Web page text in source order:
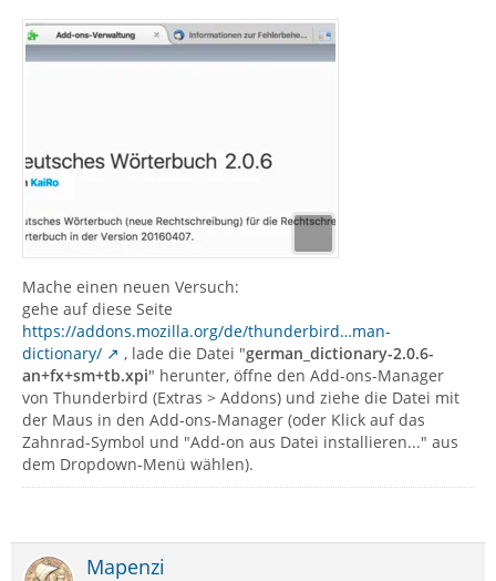
Mache einen neuen Versuch:
gehe auf diese Seite
https://addons.mozilla.org/de/thunderbird…man-
dictionary/
, lade die Datei "german_dictionary-2.0.6-
an+fx+sm+tb.xpi" herunter, öffne den Add-ons-Manager
von Thunderbird (Extras > Addons) und ziehe die Datei mit
der Maus in den Add-ons-Manager (oder Klick auf das
Zahnrad-Symbol und "Add-on aus Datei installieren..." aus
dem Dropdown-Menü wählen).
Mapenzi